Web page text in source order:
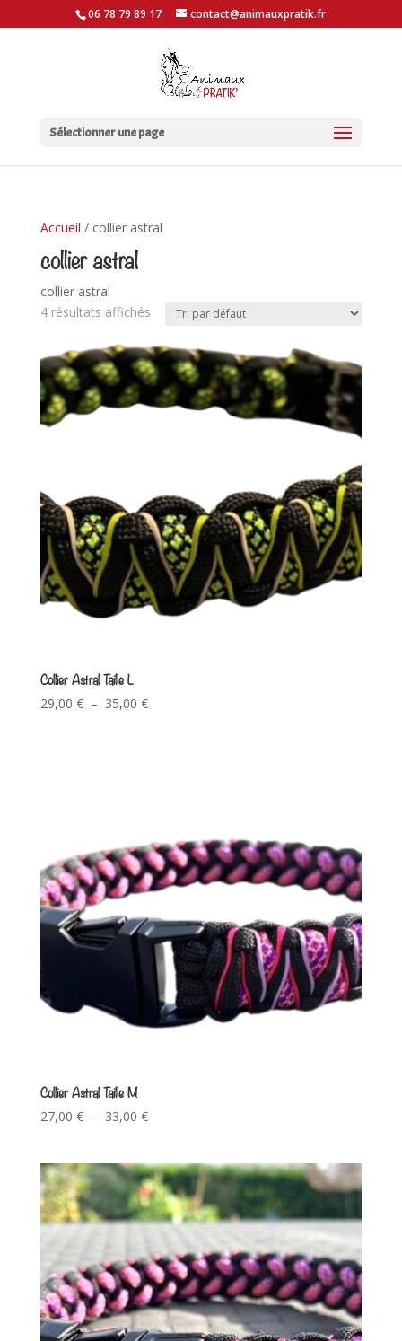
06 78 79 89 17 contact@animauxpratik.fr
Sélectionner une page
Accueil / collier astral
collier astral
collier astral
4 résultats affichés
Collier Astral Taille L
29,00 € – 35,00 €
Collier Astral Taille M
27,00 € – 33,00 €